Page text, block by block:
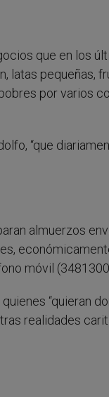
que en los
latas pequeñas,
por varios
“que
almuerzos
móvil
“quieran
realidades